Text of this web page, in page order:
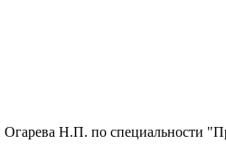
Н.П. по специальности